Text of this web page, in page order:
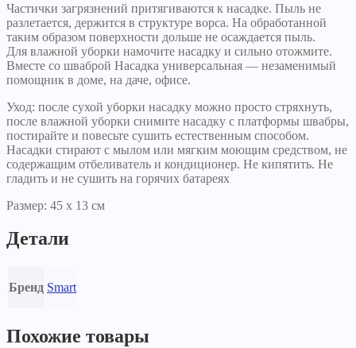
Частички загрязнений притягиваются к насадке. Пыль не
разлетается, держится в структуре ворса. На обработанной
таким образом поверхности дольше не осаждается пыль.
Для влажной уборки намочите насадку и сильно отожмите.
Вместе со шваброй Насадка универсальная — незаменимый
помощник в доме, на даче, офисе.
Уход: после сухой уборки насадку можно просто стряхнуть,
после влажной уборки снимите насадку с платформы швабры,
постирайте и повесьте сушить естественным способом.
Насадки стирают с мылом или мягким моющим средством, не
содержащим отбеливатель и кондиционер. Не кипятить. Не
гладить и не сушить на горячих батареях
Размер: 45 х 13 см
Детали
Бренд Smart
Похожие товары